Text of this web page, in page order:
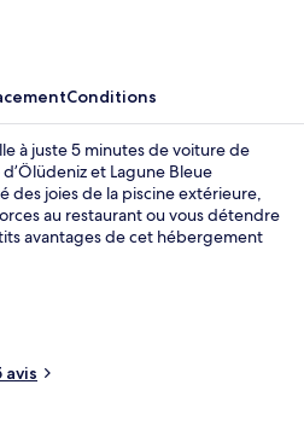
Conditions
à juste 5 minutes de voiture de
et Lagune Bleue
des joies de la piscine extérieure,
au restaurant ou vous détendre
avantages de cet hébergement